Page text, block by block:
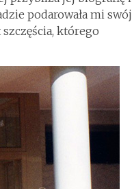
podarowała mi swój
którego